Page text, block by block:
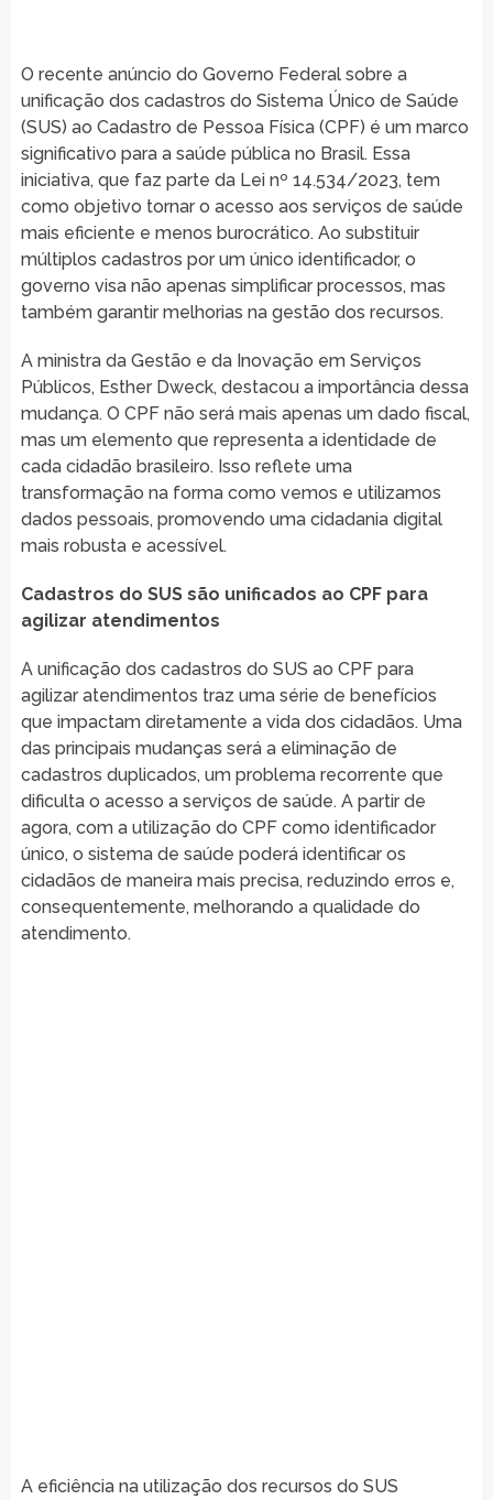
O recente anúncio do Governo Federal sobre a
unificação dos cadastros do Sistema Único de Saúde
(SUS) ao Cadastro de Pessoa Física (CPF) é um marco
significativo para a saúde pública no Brasil. Essa
iniciativa, que faz parte da Lei nº 14.534/2023, tem
como objetivo tornar o acesso aos serviços de saúde
mais eficiente e menos burocrático. Ao substituir
múltiplos cadastros por um único identificador, o
governo visa não apenas simplificar processos, mas
também garantir melhorias na gestão dos recursos.
A ministra da Gestão e da Inovação em Serviços
Públicos, Esther Dweck, destacou a importância dessa
mudança. O CPF não será mais apenas um dado fiscal,
mas um elemento que representa a identidade de
cada cidadão brasileiro. Isso reflete uma
transformação na forma como vemos e utilizamos
dados pessoais, promovendo uma cidadania digital
mais robusta e acessível.
Cadastros do SUS são unificados ao CPF para
agilizar atendimentos
A unificação dos cadastros do SUS ao CPF para
agilizar atendimentos traz uma série de benefícios
que impactam diretamente a vida dos cidadãos. Uma
das principais mudanças será a eliminação de
cadastros duplicados, um problema recorrente que
dificulta o acesso a serviços de saúde. A partir de
agora, com a utilização do CPF como identificador
único, o sistema de saúde poderá identificar os
cidadãos de maneira mais precisa, reduzindo erros e,
consequentemente, melhorando a qualidade do
atendimento.
A eficiência na utilização dos recursos do SUS